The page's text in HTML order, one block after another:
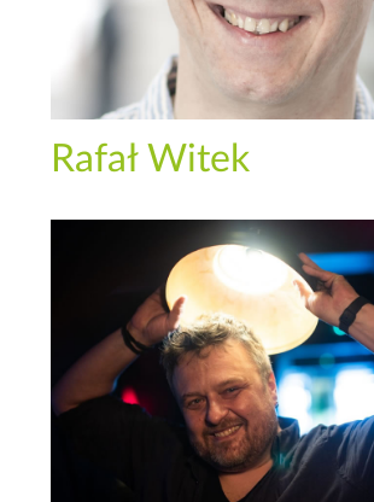
Rafał Witek